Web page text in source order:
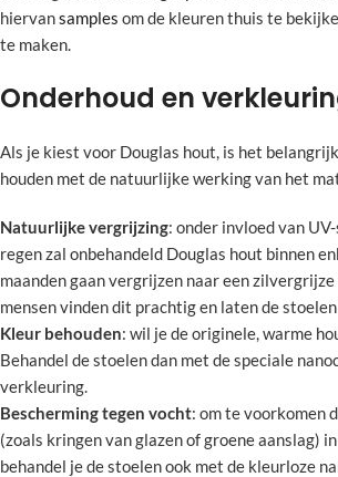
hiervansamples om de kleuren thuis te
te maken.
Onderhoud en
Als je kiest voor Douglas hout, is het
houden met de natuurlijke werking van het
Natuurlijke vergrijzing: onder invloed van
regen zal onbehandeld Douglas hout binnen
maanden gaan vergrijzen naar een
mensen vinden dit prachtig en laten de
Kleur behouden: wil je de originele, warme
Behandel de stoelen dan met de speciale
verkleuring.
Bescherming tegen vocht: om te voorkomen
(zoals kringen van glazen of groene aanslag)
behandel je de stoelen ook met de kleurloze